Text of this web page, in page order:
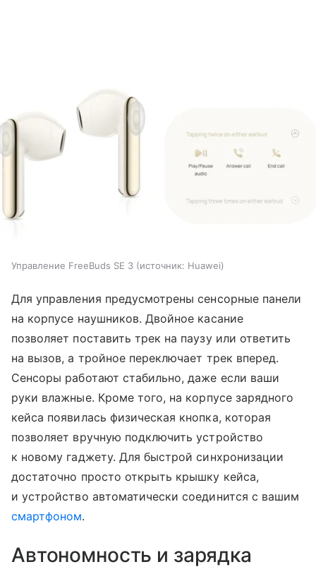
Управление FreeBuds SE 3 источник: Huawei
Для управления предусмотрены сенсорные панели
на корпусе наушников. Двойное касание
позволяет поставить трек на паузу или ответить
на вызов, а тройное переключает трек вперед.
Сенсоры работают стабильно, даже если ваши
руки влажные. Кроме того, на корпусе зарядного
кейса появилась физическая кнопка, которая
позволяет вручную подключить устройство
к новому гаджету. Для быстрой синхронизации
достаточно просто открыть крышку кейса,
и устройство автоматически соединится с вашим
смартфоном.
Автономность и зарядка